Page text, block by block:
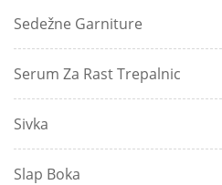
Sedežne Garniture
Serum Za Rast Trepalnic
Sivka
Slap Boka